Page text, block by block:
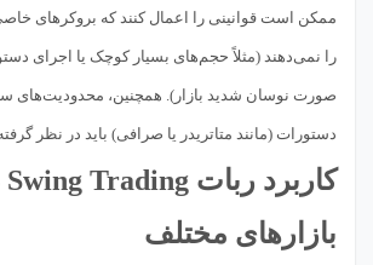
ممکن است قوانینی را اعمال کنند که بروکرهای
را نمی‌دهند (مثلاً حجم‌های بسیار کوچک یا اجرای
صورت نوسان شدید بازار). همچنین، محدودیت‌های
دستورات (مانند متاتریدر یا صرافی) باید در نظر
بازارهای مختلف